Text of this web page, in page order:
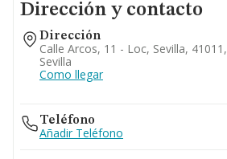
Dirección y contacto
Dirección
Calle Arcos, 11 - Loc, Sevilla, 41011,
Sevilla
Como llegar
Teléfono
Añadir Teléfono